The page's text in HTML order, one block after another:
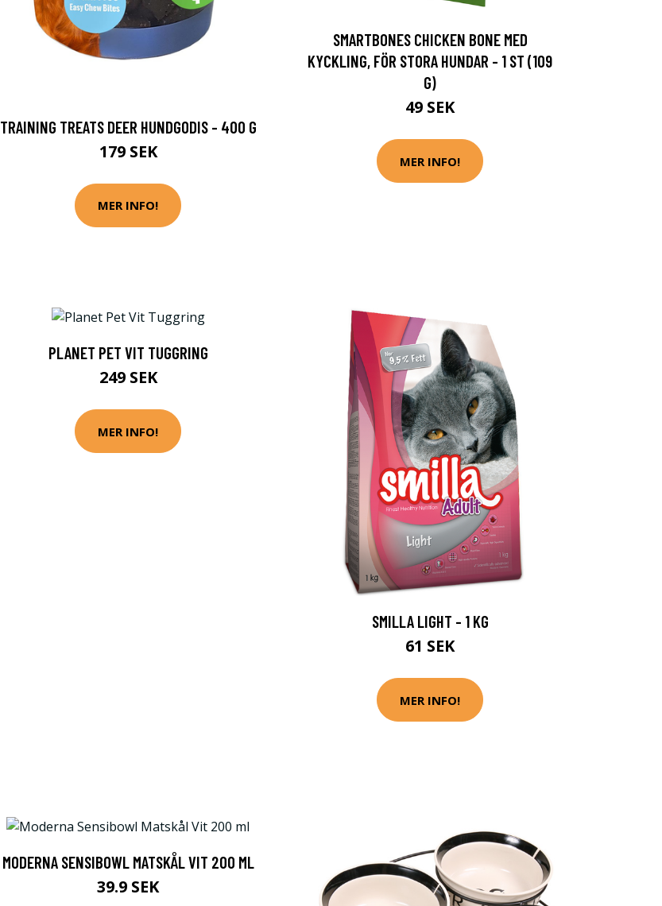
TRAINING TREATS DEER HUNDGODIS - 400 G
179 SEK
MER INFO!
SMARTBONES CHICKEN BONE MED
KYCKLING, FÖR STORA HUNDAR - 1 ST (109
G)
49 SEK
MER INFO!
PLANET PET VIT TUGGRING
249 SEK
MER INFO!
SMILLA LIGHT - 1 KG
61 SEK
MER INFO!
MODERNA SENSIBOWL MATSKÅL VIT 200 ML
39.9 SEK